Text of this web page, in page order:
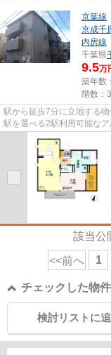
京葉線
京成千
内房線
千葉県
9.5万
築年数
階数：
駅から徒歩7分に立地する
駅を選べる2駅利用可能な
該当公
<<前へ 1
チェックした物
検討リストに